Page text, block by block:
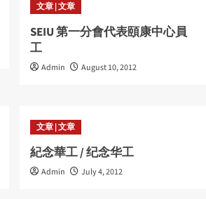
文章 | 文章
SEIU 第一分會代表頤康中心員
工
Admin August 10, 2012
文章 | 文章
紀念華工 / 纪念华工
Admin July 4, 2012